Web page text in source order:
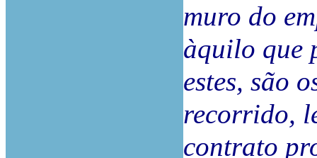
muro do
àquilo que
estes, são
recorrido,
contrato